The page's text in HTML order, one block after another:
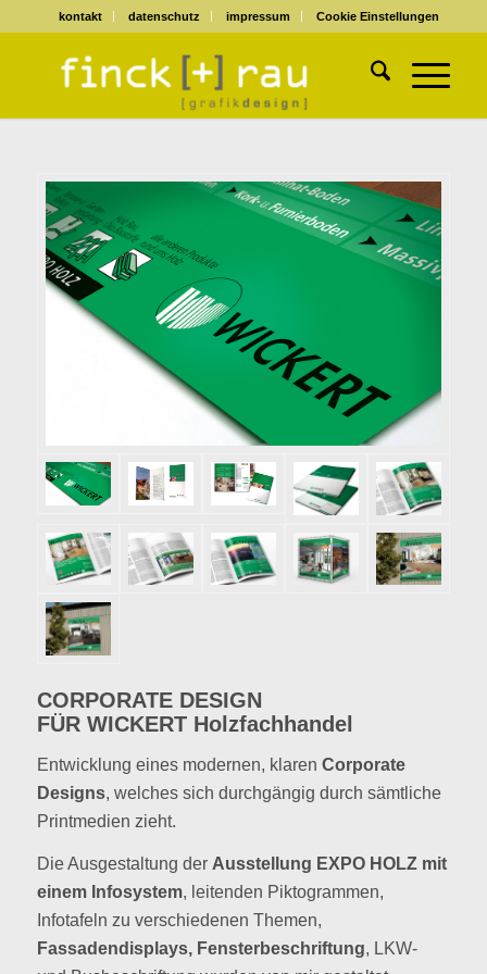
kontakt datenschutz impressum Cookie Einstellungen
CORPORATE DESIGN
FÜR WICKERT Holzfachhandel
Entwicklung eines modernen, klaren Corporate
Designs, welches sich durchgängig durch sämtliche
Printmedien zieht.
Die Ausgestaltung der Ausstellung EXPO HOLZ mit
einem Infosystem, leitenden Piktogrammen,
Infotafeln zu verschiedenen Themen,
Fassadendisplays, Fensterbeschriftung, LKW-